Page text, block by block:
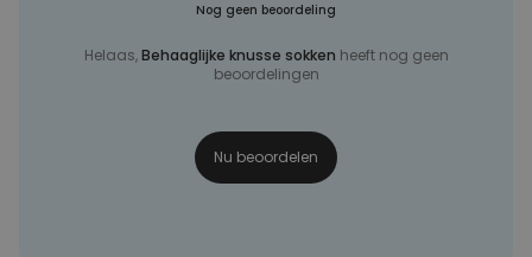
Nog geen beoordeling
Helaas,Behaaglijke knusse sokken heeft nog geen
beoordelingen
Nu beoordelen